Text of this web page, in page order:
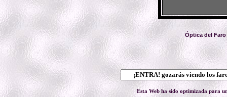
Óptica del
Esta Web ha sido optimizada para